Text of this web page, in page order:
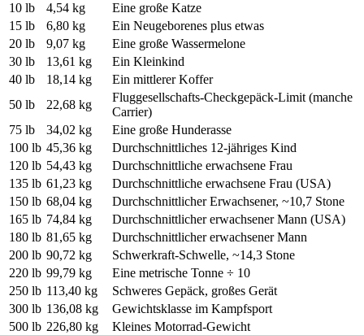
10 lb
4,54 kg
Eine große Katze
15 lb
6,80 kg
Ein Neugeborenes plus etwas
20 lb
9,07 kg
Eine große Wassermelone
30 lb
13,61 kg
Ein Kleinkind
40 lb
18,14 kg
Ein mittlerer Koffer
50 lb
22,68 kg
Fluggesellschafts-Checkgepäck-Limit (manche
Carrier)
75 lb
34,02 kg
Eine große Hunderasse
100 lb 45,36 kg
Durchschnittliches 12-jähriges Kind
120 lb 54,43 kg
Durchschnittliche erwachsene Frau
135 lb 61,23 kg
Durchschnittliche erwachsene Frau (USA)
150 lb 68,04 kg
Durchschnittlicher Erwachsener, ~10,7 Stone
165 lb 74,84 kg
Durchschnittlicher erwachsener Mann (USA)
180 lb 81,65 kg
Durchschnittlicher erwachsener Mann
200 lb 90,72 kg
Schwerkraft-Schwelle, ~14,3 Stone
220 lb 99,79 kg
Eine metrische Tonne ÷ 10
250 lb 113,40 kg
Schweres Gepäck, großes Gerät
300 lb 136,08 kg
Gewichtsklasse im Kampfsport
500 lb 226,80 kg Kleines Motorrad-Gewicht